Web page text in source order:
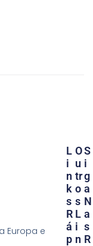
Europa e
O
U
Tr
O
S
L
I
N
L
I
N
K
S
R
Á
P
S
I
G
A
N
A
S
R